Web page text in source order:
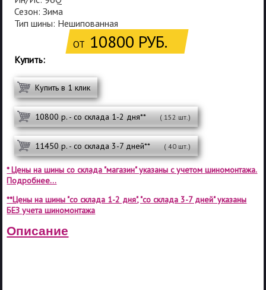
Сезон: Зима
Тип шины: Нешипованная
ОТ 10800 РУБ.
Купить:
Купить в 1 клик
10800 р. - со склада 1-2 дня** ( 152 шт.)
11450 р. - со склада 3-7 дней** ( 40 шт.)
* Цены на шины со склада "магазин" указаны с учетом шиномонтажа.
Подробнее...
**Цены на шины "со склада 1-2 дня", "со склада 3-7 дней" указаны
БЕЗ учета шиномонтажа
Описание